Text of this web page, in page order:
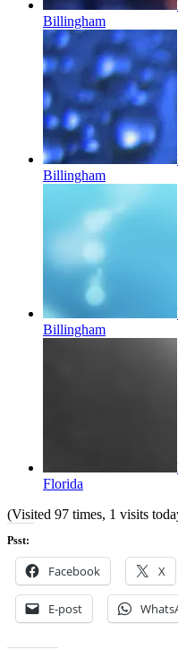
Billingham
Billingham
Billingham
Florida
(Visited 97 times, 1 visits
Psst:
Facebook X
E-post